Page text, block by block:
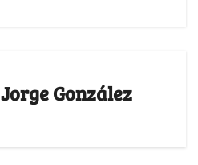
Jorge González